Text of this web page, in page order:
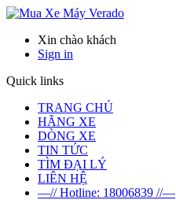
Verado
Xin chào khách
Sign in
Quick links
TRANG CHỦ
HÃNG XE
DÒNG XE
TIN TỨC
TÌM ĐẠI LÝ
LIÊN HỆ
—// Hotline: 18006839 //—